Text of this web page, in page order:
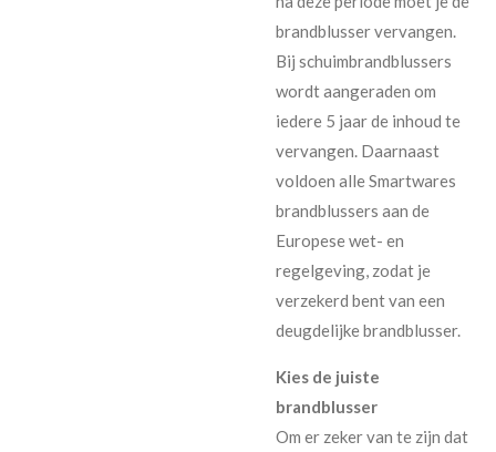
brandblusser vervangen.
Bij schuimbrandblussers
wordt aangeraden om
iedere 5 jaar de inhoud te
vervangen. Daarnaast
voldoen alle Smartwares
brandblussers aan de
Europese wet- en
regelgeving, zodat je
verzekerd bent van een
deugdelijke brandblusser.
Kies de juiste
brandblusser
Om er zeker van te zijn dat